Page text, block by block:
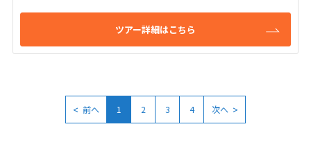
ツアー詳細はこちら
< 前へ 1 2 3 4 次へ >